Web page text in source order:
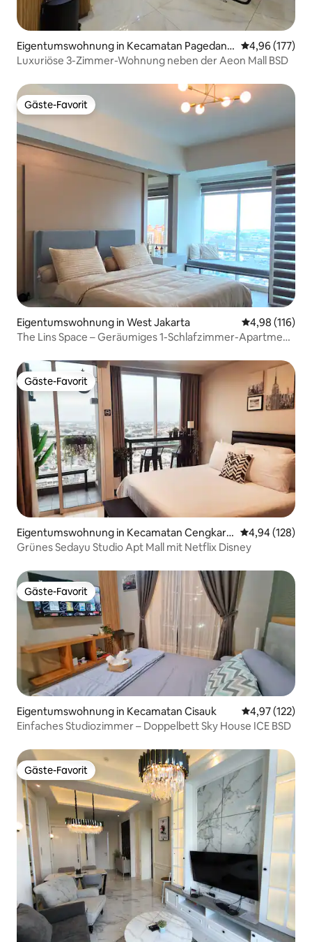
Eigentumswohnung in Kecamatan Pagedang
an
4,96 (177)
Luxuriöse 3-Zimmer-Wohnung neben der Aeon Mall BSD
Gäste-Favorit
Gäste-Favorit
Eigentumswohnung in West Jakarta
4,98 (116)
The Lins Space – Geräumiges 1-Schlafzimmer-Apartment
Gäste-Favorit
Gäste-Favorit
Eigentumswohnung in Kecamatan Cengkare
ng
4,94 (128)
Grünes Sedayu Studio Apt Mall mit Netflix Disney
Gäste-Favorit
Gäste-Favorit
Eigentumswohnung in Kecamatan Cisauk
4,97 (122)
Einfaches Studiozimmer – Doppelbett Sky House ICE BSD
Gäste-Favorit
Gäste-Favorit